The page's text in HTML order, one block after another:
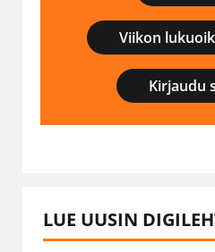
Viikon
Kirjaudu
LUE UUSIN